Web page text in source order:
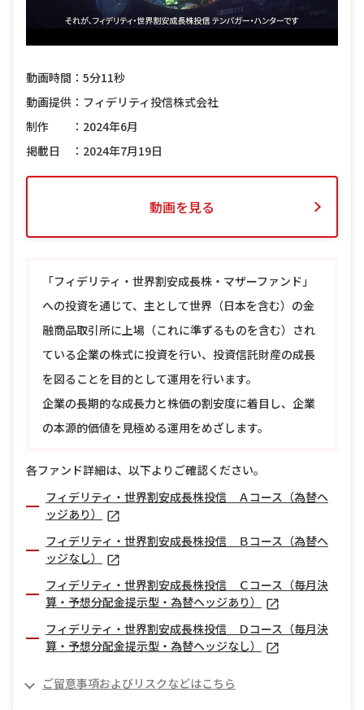
動画時間：5分11秒
動画提供：フィデリティ投信株式会社
制作 ：2024年6月
掲載日 ：2024年7月19日
動画を見る
「フィデリティ・世界割安成長株・マザーファンド」
への投資を通じて、主として世界（日本を含む）の金
融商品取引所に上場（これに準ずるものを含む）され
ている企業の株式に投資を行い、投資信託財産の成長
を図ることを目的として運用を行います。
企業の長期的な成長力と株価の割安度に着目し、企業
の本源的価値を見極める運用をめざします。
各ファンド詳細は、以下よりご確認ください。
フィデリティ・世界割安成長株投信 Ａコース（為替ヘ
ッジあり）
フィデリティ・世界割安成長株投信 Ｂコース（為替ヘ
ッジなし）
フィデリティ・世界割安成長株投信 Ｃコース（毎月決
算・予想分配金提示型・為替ヘッジあり）
フィデリティ・世界割安成長株投信 Ｄコース（毎月決
算・予想分配金提示型・為替ヘッジなし）
ご留意事項およびリスクなどはこちら